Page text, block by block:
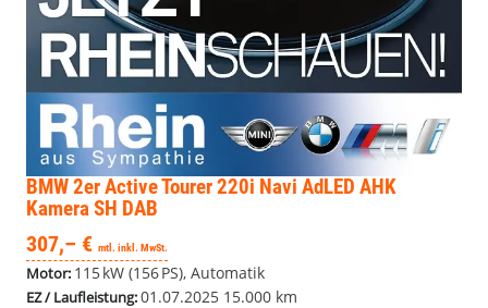
BMW 2er Active Tourer220i Navi AdLED AHK
Kamera SH DAB
307,– € mtl. inkl. MwSt.
Motor: 115 kW (156 PS), Automatik
EZ / Laufleistung:01.07.2025 15.000 km